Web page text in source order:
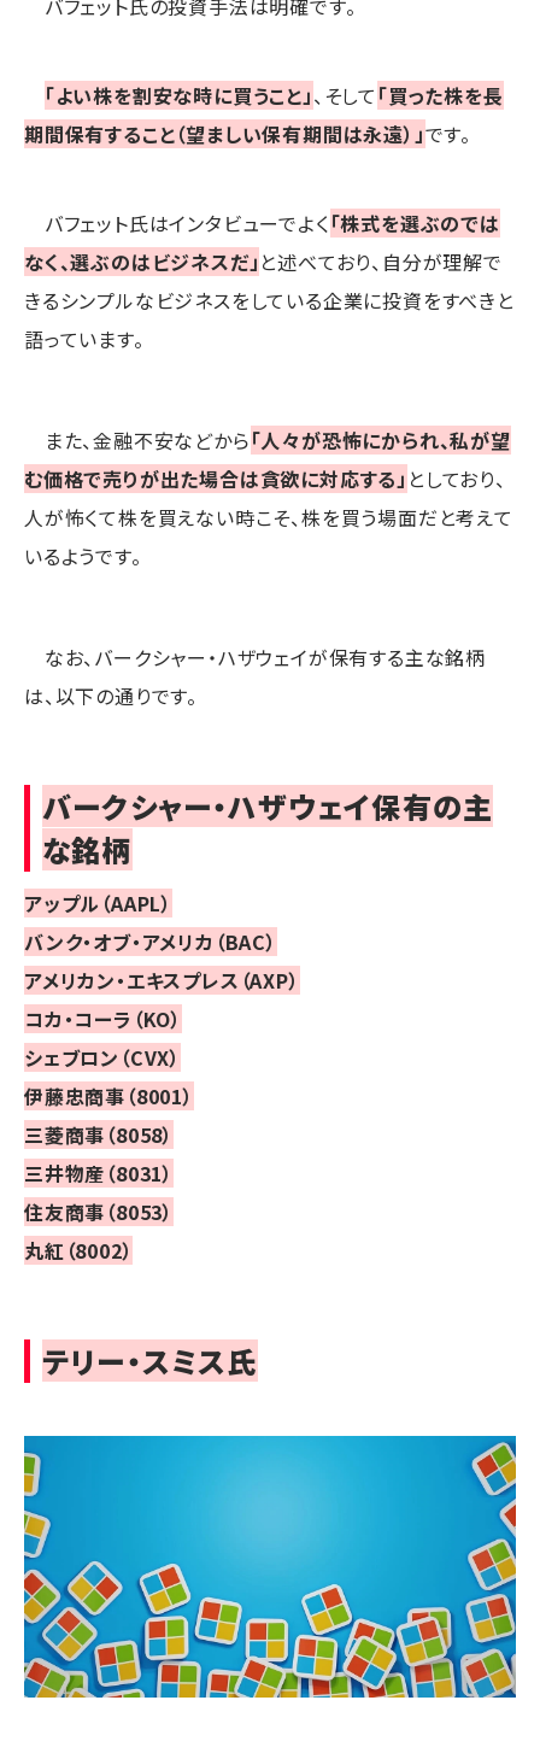
バフェット氏の投資手法は明確です。
「よい株を割安な時に買うこと」、そして 「買った株を長
期間保有すること（望ましい保有期間は永遠）」です。
バフェット氏はインタビューでよく「株式を選ぶのでは
なく、選ぶのはビジネスだ」 と述べており、自分が理解で
きるシンプルなビジネスをしている企業に投資をすべきと
語っています。
また、金融不安などから「人々が恐怖にかられ、私が望
む価格で売りが出た場合は貪欲に対応する」 としており、
人が怖くて株を買えない時こそ、株を買う場面だと考えて
いるようです。
なお、バークシャー・ハザウェイが保有する主な銘柄
は、以下の通りです。
バークシャー・ハザウェイ保有の主
な銘柄
アップル（AAPL）
バンク・オブ・アメリカ（BAC）
アメリカン・エキスプレス（AXP）
コカ・コーラ（KO）
シェブロン（CVX）
伊藤忠商事（8001）
三菱商事（8058）
三井物産（8031）
住友商事（8053）
丸紅（8002）
テリー・スミス氏